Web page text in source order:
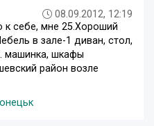
08.09.2012, 12:19
к себе, мне 25.Хороший
в зале-1 диван, стол,
машинка, шкафы
район возле